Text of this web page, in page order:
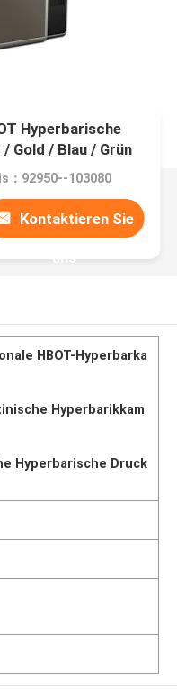
Hyperbarische
Gold / Blau / Grün
：92950--103080
Kontaktieren Sie
uns
HBOT-Hyperbarka
Hyperbarikkam
Hyperbarische Druck